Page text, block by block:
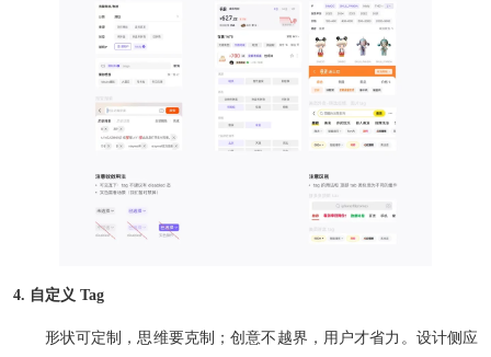
4. 自定义 Tag
形状可定制，思维要克制；创意不越界，用户才省力。设计侧应